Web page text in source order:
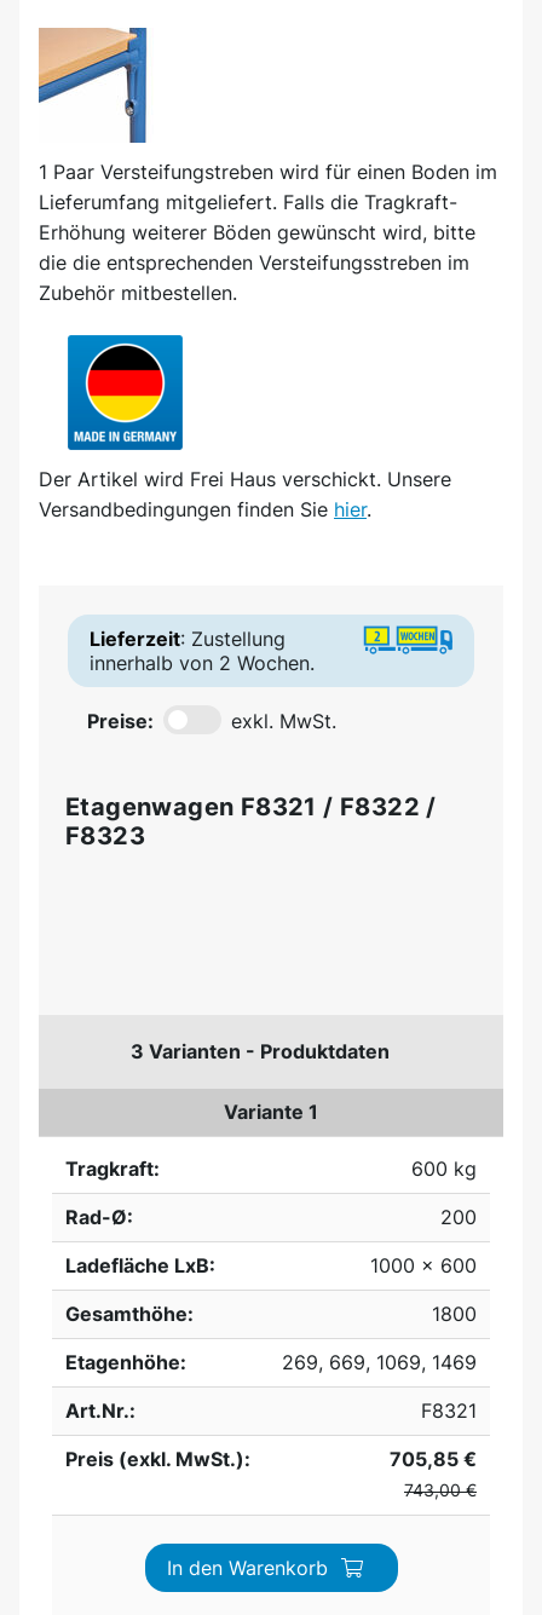
1 Paar Versteifungstreben wird für einen Boden im
Lieferumfang mitgeliefert. Falls die Tragkraft-
Erhöhung weiterer Böden gewünscht wird, bitte
die die entsprechenden Versteifungsstreben im
Zubehör mitbestellen.
Der Artikel wird Frei Haus verschickt. Unsere
Versandbedingungen finden Sie hier.
Lieferzeit: Zustellung
innerhalb von 2 Wochen.
Preise: exkl. MwSt.
Etagenwagen F8321 / F8322 /
F8323
3 Varianten - Produktdaten
Variante 1
Tragkraft:
600 kg
Rad-Ø:
200
Ladefläche LxB:
1000 x 600
Gesamthöhe:
1800
Etagenhöhe:
269, 669, 1069, 1469
Art.Nr.:
F8321
Preis (exkl. MwSt.):
705,85 €
743,00 €
In den Warenkorb